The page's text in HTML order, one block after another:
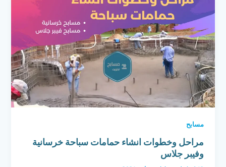
مسابح
مراحل وخطوات انشاء حمامات سباحة خرسانية
وفيبر جلاس